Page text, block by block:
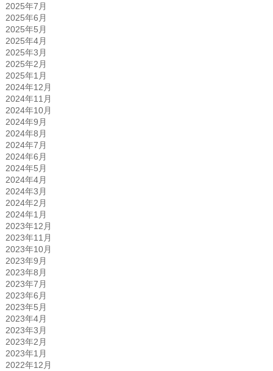
2025年7月
2025年6月
2025年5月
2025年4月
2025年3月
2025年2月
2025年1月
2024年12月
2024年11月
2024年10月
2024年9月
2024年8月
2024年7月
2024年6月
2024年5月
2024年4月
2024年3月
2024年2月
2024年1月
2023年12月
2023年11月
2023年10月
2023年9月
2023年8月
2023年7月
2023年6月
2023年5月
2023年4月
2023年3月
2023年2月
2023年1月
2022年12月